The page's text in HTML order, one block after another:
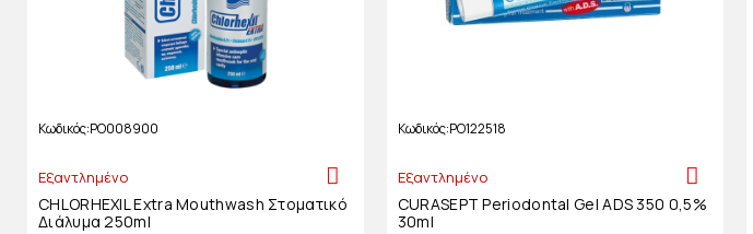
Κωδικός PO008900
Εξαντλημένο
CHLORHEXIL Extra Mouthwash Στοματικό
Διάλυμα 250ml
Κωδικός PO122518
Εξαντλημένο
CURASEPT Periodontal Gel ADS 350 0,5%
30ml